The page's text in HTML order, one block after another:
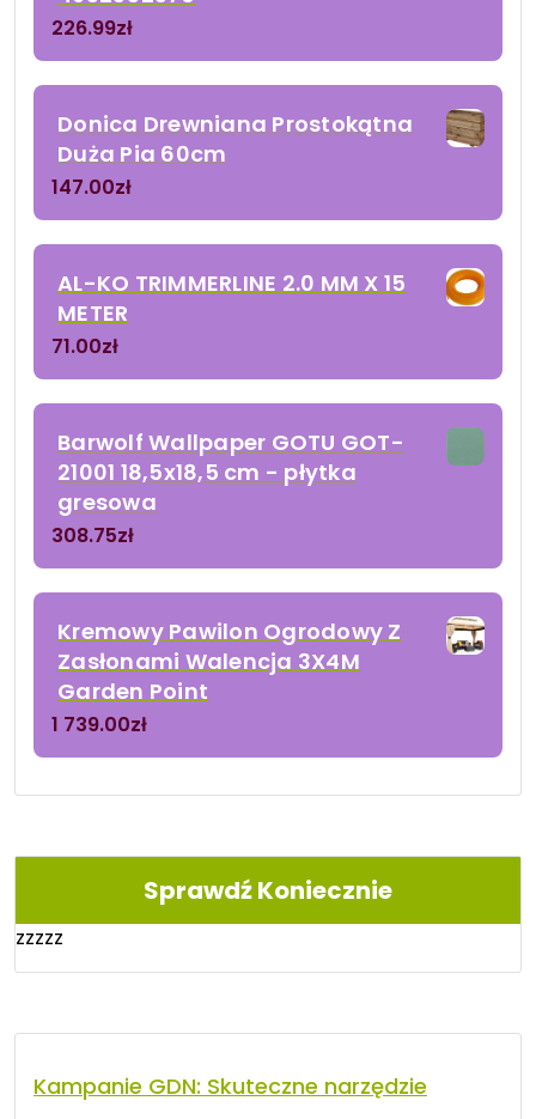
226.99zł
Donica Drewniana Prostokątna
Duża Pia 60cm
147.00zł
AL-KO TRIMMERLINE 2.0 MM X 15
METER
71.00zł
Barwolf Wallpaper GOTU GOT-
21001 18,5x18,5 cm - płytka
gresowa
308.75zł
Kremowy Pawilon Ogrodowy Z
Zasłonami Walencja 3X4M
Garden Point
1 739.00zł
Sprawdź Koniecznie
zzzzz
Kampanie GDN: Skuteczne narzędzie